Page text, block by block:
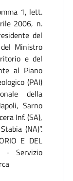
1, lett.
2006, n.
del
Ministro
e del
al Piano
(PAI)
della
Sarno
Inf. (SA),
(NA)”.
E DEL
- Servizio